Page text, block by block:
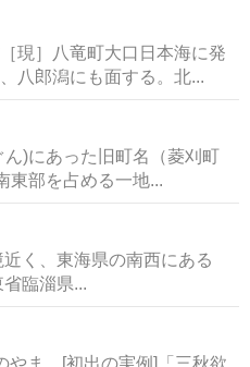
現］八竜町大口日本海に発
八郎潟にも面する。北...
)にあった旧町名（菱刈町
東部を占める一地...
く、東海県の南西にある
臨淄県...
ま。[初出の実例]「三秋欲